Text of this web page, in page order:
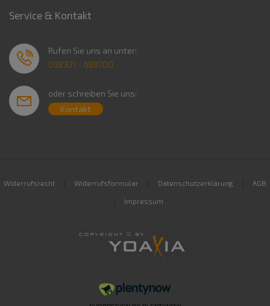
Service & Kontakt
Rufen Sie uns an unter:
038321 - 688700
oder schreiben Sie uns:
Kontakt
Widerrufsrecht Widerrufsformular Datenschutzerklärung AGB
Impressum